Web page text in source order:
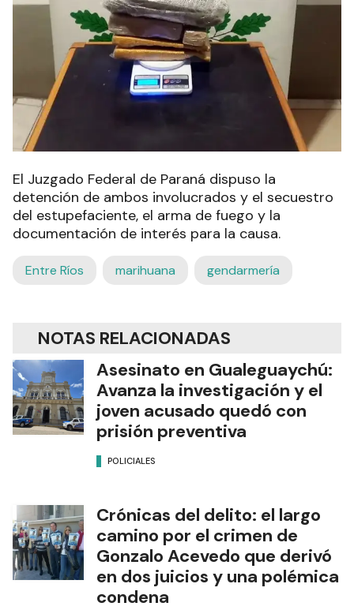
El Juzgado Federal de Paraná dispuso la
detención de ambos involucrados y el secuestro
del estupefaciente, el arma de fuego y la
documentación de interés para la causa.
Entre Ríos marihuana gendarmería
NOTAS RELACIONADAS
Asesinato en Gualeguaychú:
Avanza la investigación y el
joven acusado quedó con
prisión preventiva
POLICIALES
Crónicas del delito: el largo
camino por el crimen de
Gonzalo Acevedo que derivó
en dos juicios y una polémica
condena